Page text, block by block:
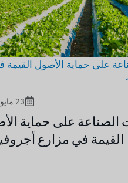
حماية الأصول القيمة في
على حماية الأصول
في مزارع أجروفيستا